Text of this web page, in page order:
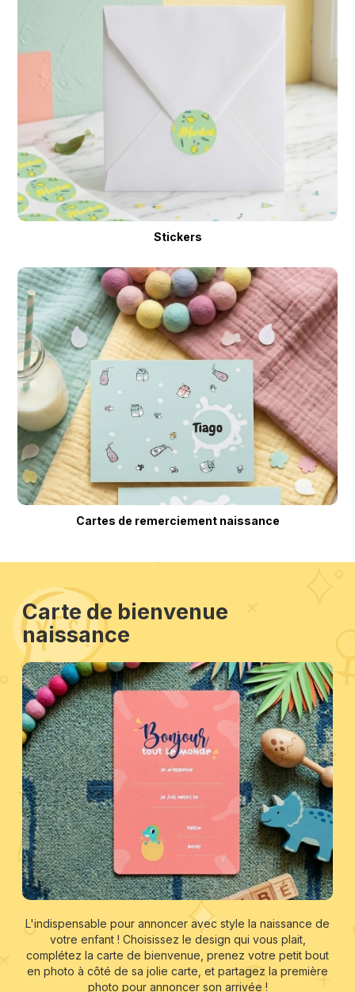
Stickers
Cartes de remerciement naissance
Carte de bienvenue
naissance
L'indispensable pour annoncer avec style la naissance de
votre enfant ! Choisissez le design qui vous plait,
complétez la carte de bienvenue, prenez votre petit bout
en photo à côté de sa jolie carte, et partagez la première
photo pour annoncer son arrivée !